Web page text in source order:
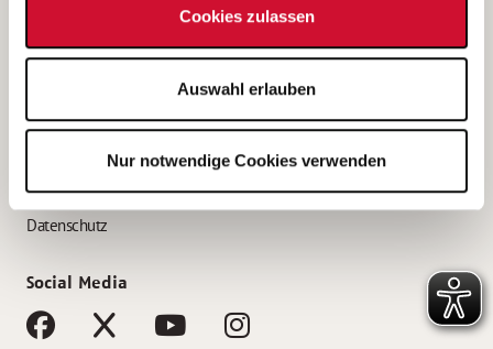
Cookies zulassen
Auswahl erlauben
Nur notwendige Cookies verwenden
Bewerbung als Erzieher*in
AWO Gliederungen nach Bundesland
Impressum
Datenschutz
Social Media